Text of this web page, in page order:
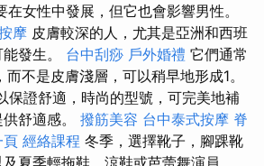
在女性中發展，但它也會影響男性。
摩 皮膚較深的人，尤其是亞洲和西班
發生。 台中刮痧 戶外婚禮 它們通常
不是皮膚淺層，可以稍早地形成1。
保證舒適，時尚的型號，可完美地補
舒適感。 撥筋美容 台中泰式按摩 脊
頁 經絡課程 冬季，選擇靴子，腳踝靴
夏季輕拖鞋，涼鞋或芭蕾舞演員。